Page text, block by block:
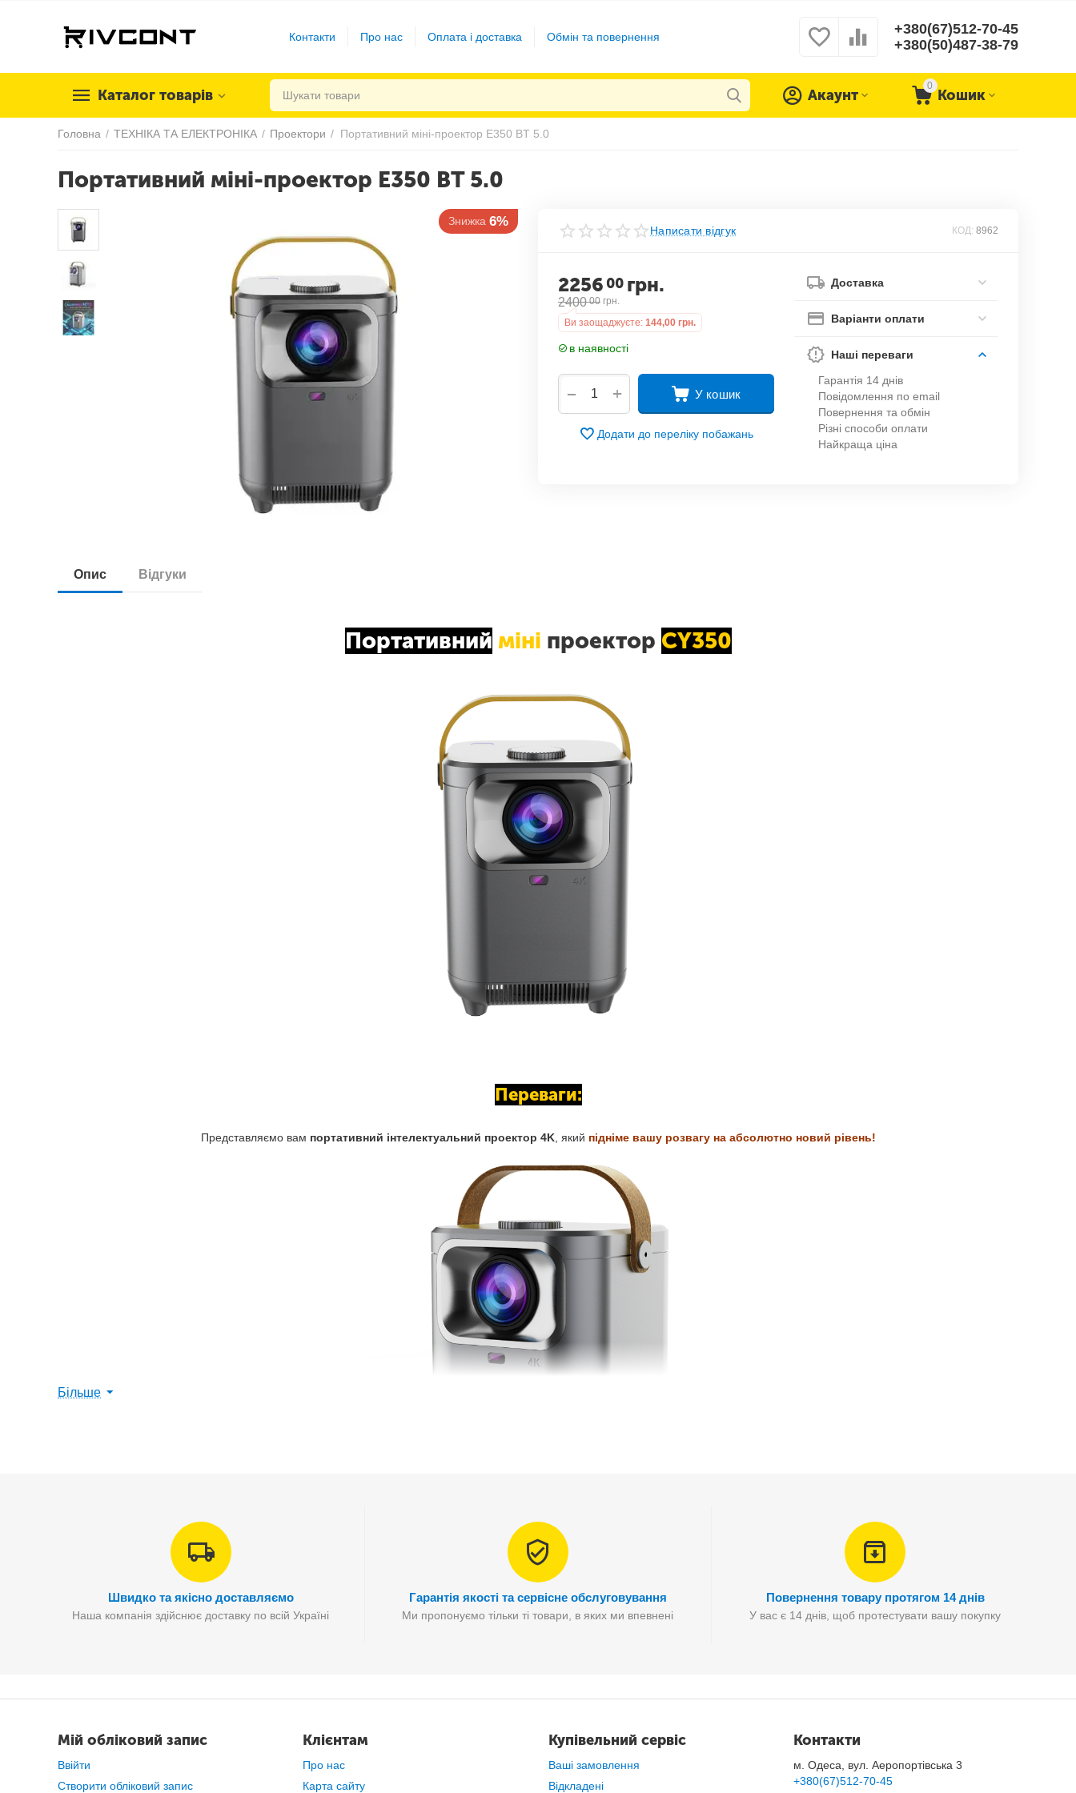
Контакти Про нас Оплата і доставка Обмін та повернення
+380(67)512-70-45
+380(50)487-38-79
Каталог товарів
0
Кошик
Акаунт
Головна / ТЕХНІКА ТА ЕЛЕКТРОНІКА / Проектори / Портативний міні-проектор Е350 BT 5.0
Портативний міні-проектор Е350 BT 5.0
Знижка 6%
Написати відгук КОД: 8962
2256 00 грн.
2400 00 грн.
Ви заощаджуєте: 144,00 грн.
в наявності
+
− У кошик
Додати до переліку побажань
Доставка
Варіанти оплати
Наші переваги
Гарантія 14 днів
Повідомлення по email
Повернення та обмін
Різні способи оплати
Найкраща ціна
Опис Відгуки
Портативний міні проектор CY350
Переваги:
Представляємо вам портативний інтелектуальний проектор 4K, який підніме вашу розвагу на абсолютно новий рівень!
для яких цілей ви шукаєте проектор для бізнесу та освіти, створення домашнього кінотеатру
або відкритого повітряного показу, цей розумний проектор
надасть вам чудову якість зображення та зручність у використанні.
Більше
Швидко та якісно доставляємо
Наша компанія здійснює доставку по всій Україні
Гарантія якості та сервісне обслуговування
Ми пропонуємо тільки ті товари, в яких ми впевнені
Повернення товару протягом 14 днів
У вас є 14 днів, щоб протестувати вашу покупку
Мій обліковий запис
Ввійти
Створити обліковий запис
Клієнтам
Про нас
Карта сайту
Купівельний сервіс
Ваші замовлення
Відкладені
Контакти
м. Одеса, вул. Аеропортівська 3
+380(67)512-70-45